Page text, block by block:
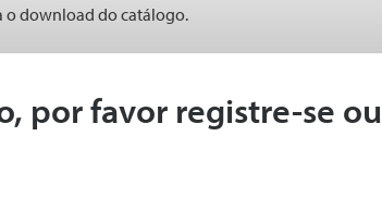
o download do catálogo.
por favor registre-se ou